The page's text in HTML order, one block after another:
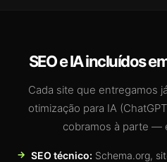
SEO e IA incluídos
Cada site que entregamos
otimização para IA
cobramos à parte —
SEO técnico: Schema.org,